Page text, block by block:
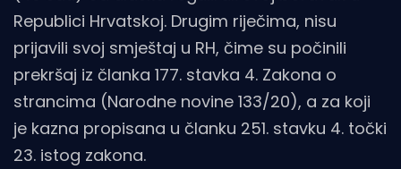
Republici Hrvatskoj. Drugim riječima, nisu
prijavili svoj smještaj u RH, čime su počinili
prekršaj iz članka 177. stavka 4. Zakona o
strancima (Narodne novine 133/20), a za koji
je kazna propisana u članku 251. stavku 4. točki
23. istog zakona.